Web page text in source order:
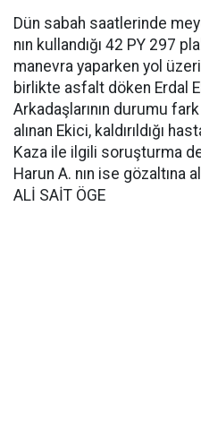
Dün sabah saatlerinde
nın kullandığı 42 PY 297
manevra yaparken yol
birlikte asfalt döken Erdal
Arkadaşlarının durumu
alınan Ekici, kaldırıldığı
Kaza ile ilgili soruşturma
Harun A. nın ise gözaltına
ALİ SAİT ÖGE